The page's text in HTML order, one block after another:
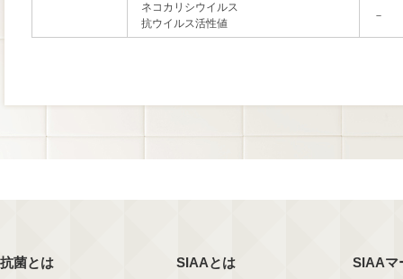
ネコカリシウイルス
抗ウイルス活性値
－
抗菌とは SIAAとは SIAAマ